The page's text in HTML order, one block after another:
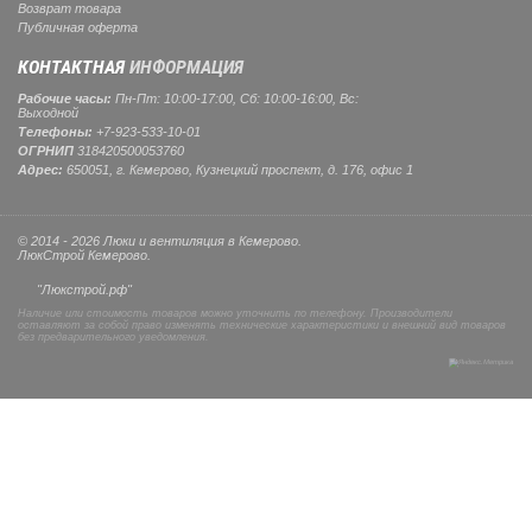
Возврат товара
Публичная оферта
КОНТАКТНАЯИНФОРМАЦИЯ
Рабочие часы: Пн-Пт: 10:00-17:00, Сб: 10:00-16:00, Вс:
Выходной
Телефоны: +7-923-533-10-01
ОГРНИП 318420500053760
Адрес: 650051, г. Кемерово, Кузнецкий проспект, д. 176, офис 1
© 2014 - 2026 Люки и вентиляция в Кемерово.
ЛюкСтрой Кемерово.
"Люкстрой.рф"
Наличие или стоимость товаров можно уточнить по телефону. Производители
оставляют за собой право изменять технические характеристики и внешний вид товаров
без предварительного уведомления.